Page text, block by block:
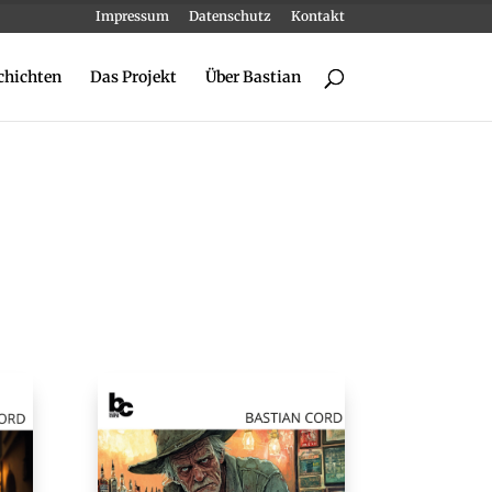
Impressum Datenschutz Kontakt
Das Projekt Über Bastian